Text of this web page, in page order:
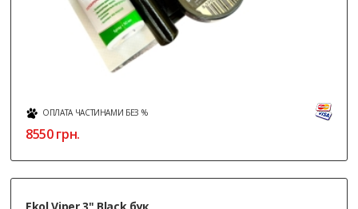
ОПЛАТА ЧАСТИНАМИ БЕЗ %
8550грн.